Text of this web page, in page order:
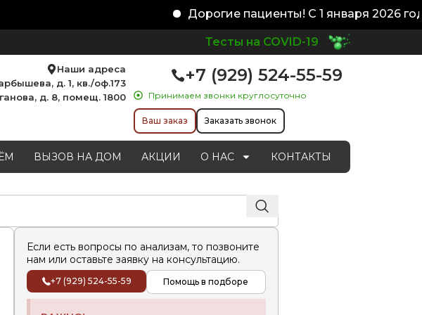
Дорогие пациенты! С 1 января 2026
Тесты на COVID-19
Наши адреса
д. 1, кв./оф.173
д. 8, помещ. 1800
+7 (929) 524-55-59
Принимаем звонки круглосуточно
Ваш заказ Заказать звонок
ВЫЗОВ НА ДОМ АКЦИИ О НАС
КОНТАКТЫ
Если есть вопросы по анализам, то позвоните
нам или оставьте заявку на консультацию.
+7 (929) 524-55-59 Помощь в подборе